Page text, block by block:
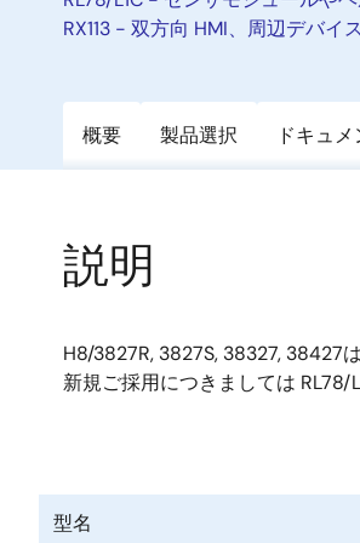
RX113 - 双方向 HMI、周辺デバ
概要 製品選択 ドキュメ
説明
H8/3827R, 3827S, 38327, 38427
新規ご採用につきましては RL78/
型名